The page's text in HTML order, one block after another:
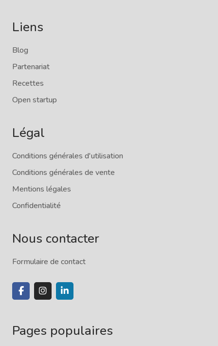
Liens
Blog
Partenariat
Recettes
Open startup
Légal
Conditions générales d'utilisation
Conditions générales de vente
Mentions légales
Confidentialité
Nous contacter
Formulaire de contact
Pages populaires